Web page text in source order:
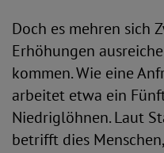
Doch es mehren sich
Erhöhungen
kommen. Wie eine
arbeitet etwa ein
Niedriglöhnen. Laut
betrifft dies